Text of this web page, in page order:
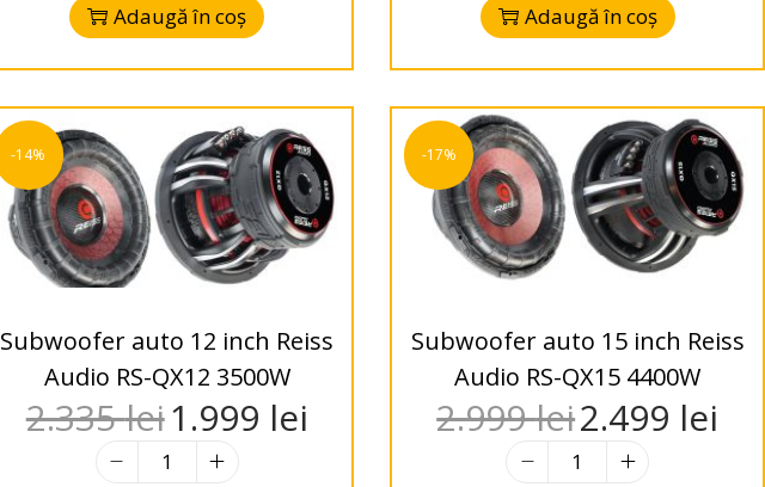
Adaugă în coș Adaugă în coș
-14%
Subwoofer auto 12 inch Reiss
Audio RS-QX12 3500W
2.335lei1.999 lei
-17%
Subwoofer auto 15 inch Reiss
Audio RS-QX15 4400W
2.999lei2.499 lei